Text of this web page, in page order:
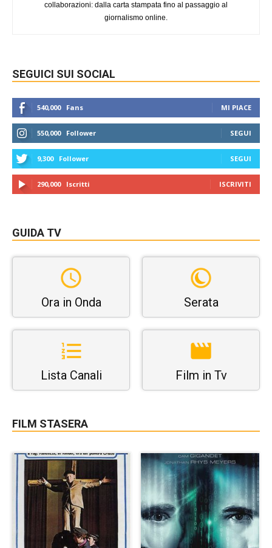
collaborazioni: dalla carta stampata fino al passaggio al
giornalismo online.
SEGUICI SUI SOCIAL
540,000 Fans MI PIACE
550,000 Follower SEGUI
9,300 Follower SEGUI
290,000 Iscritti ISCRIVITI
GUIDA TV
Ora in Onda Serata
Lista Canali Film in Tv
FILM STASERA